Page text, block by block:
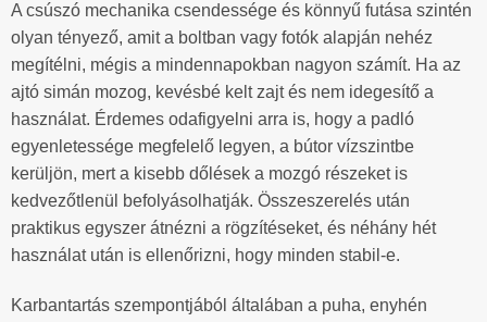
A csúszó mechanika csendessége és könnyű futása szintén
olyan tényező, amit a boltban vagy fotók alapján nehéz
megítélni, mégis a mindennapokban nagyon számít. Ha az
ajtó simán mozog, kevésbé kelt zajt és nem idegesítő a
használat. Érdemes odafigyelni arra is, hogy a padló
egyenletessége megfelelő legyen, a bútor vízszintbe
kerüljön, mert a kisebb dőlések a mozgó részeket is
kedvezőtlenül befolyásolhatják. Összeszerelés után
praktikus egyszer átnézni a rögzítéseket, és néhány hét
használat után is ellenőrizni, hogy minden stabil-e.
Karbantartás szempontjából általában a puha, enyhén